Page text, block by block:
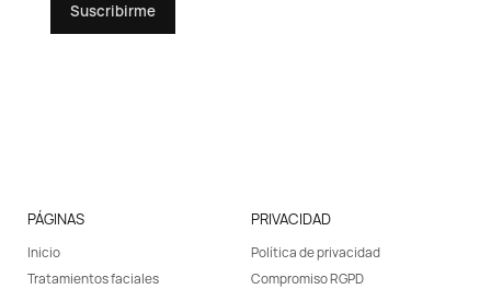
Suscribirme
PÁGINAS
Inicio
Tratamientos faciales
PRIVACIDAD
Política de privacidad
Compromiso RGPD